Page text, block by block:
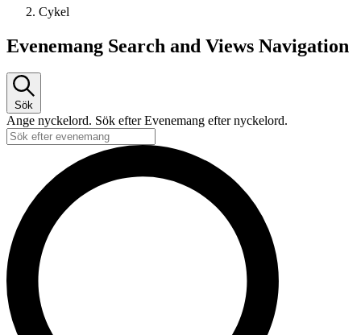
Cykel
Evenemang
Evenemang Search and Views Navigation
Sök
Ange nyckelord. Sök efter Evenemang efter nyckelord.